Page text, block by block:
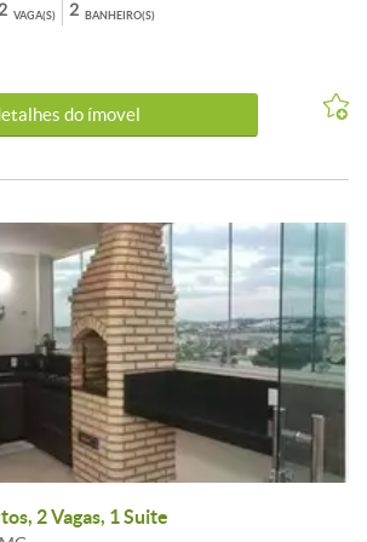
2º Nível- 01 sala, 01 suíte e área livre
CARACTERISTICAS:Cozinha com
com armários - 2 Banhos com blindex -
VAGA(S)
2 BANHEIRO(S)
2
do ímovel
2 Vagas, 1 Suite